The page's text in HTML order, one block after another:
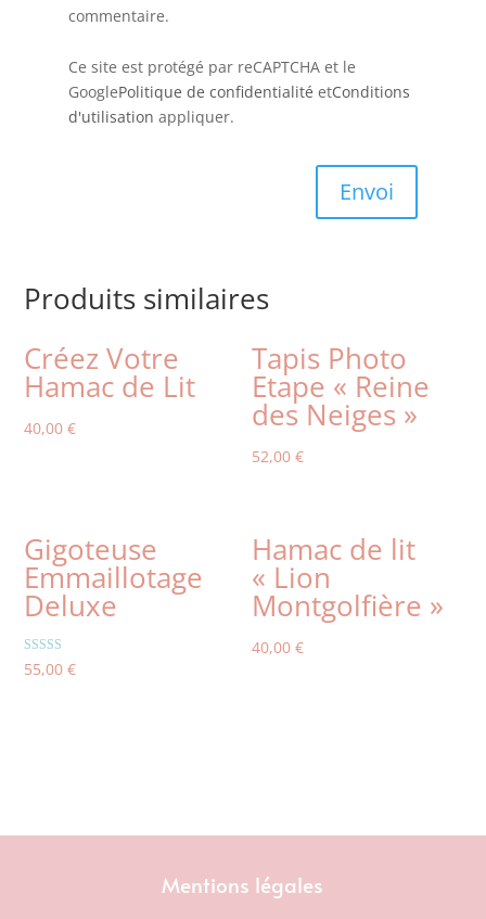
commentaire.
Ce site est protégé par reCAPTCHA et le
GooglePolitique de confidentialité etConditions
d'utilisation appliquer.
Envoi
Produits similaires
Créez Votre
Hamac de Lit
40,00€
Tapis Photo
Etape « Reine
des Neiges »
52,00€
Gigoteuse
Emmaillotage
Deluxe
Note
5.00
55,00€
Hamac de lit
« Lion
Montgolfière »
40,00€
Mentions légales